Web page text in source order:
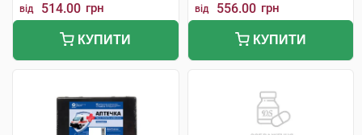
від 514.00 грн
КУПИТИ
від 556.00 грн
КУПИТИ